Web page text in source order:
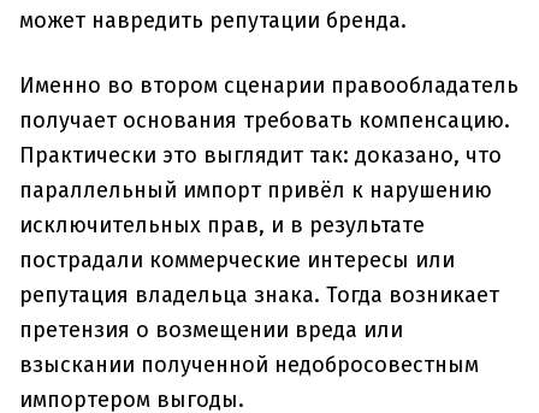
может навредить репутации бренда.
Именно во втором сценарии правообладатель
получает основания требовать компенсацию.
Практически это выглядит так: доказано, что
параллельный импорт привёл к нарушению
исключительных прав, и в результате
пострадали коммерческие интересы или
репутация владельца знака. Тогда возникает
претензия о возмещении вреда или
взыскании полученной недобросовестным
импортером выгоды.